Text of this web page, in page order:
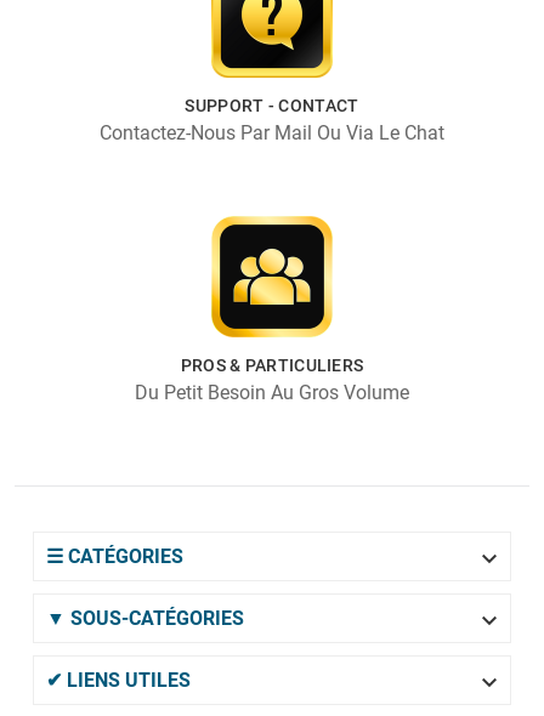
SUPPORT - CONTACT
Contactez-Nous Par Mail Ou Via Le Chat
PROS & PARTICULIERS
Du Petit Besoin Au Gros Volume
☰ CATÉGORIES 
▼ SOUS-CATÉGORIES 
✔ LIENS UTILES 